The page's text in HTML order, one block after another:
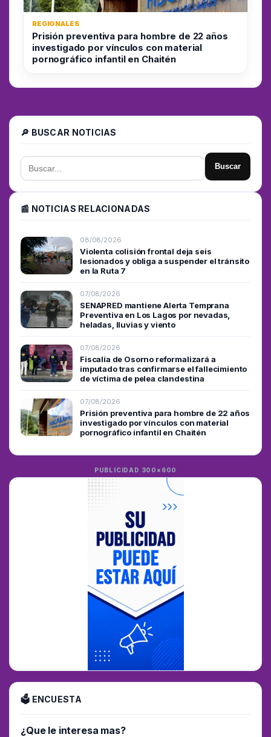
REGIONALES
Prisión preventiva para hombre de 22 años
investigado por vínculos con material
pornográfico infantil en Chaitén
🔎 BUSCAR NOTICIAS
Buscar
📰 NOTICIAS RELACIONADAS
08/08/2026
Violenta colisión frontal deja seis
lesionados y obliga a suspender el tránsito
en la Ruta 7
07/08/2026
SENAPRED mantiene Alerta Temprana
Preventiva en Los Lagos por nevadas,
heladas, lluvias y viento
07/08/2026
Fiscalía de Osorno reformalizará a
imputado tras confirmarse el fallecimiento
de víctima de pelea clandestina
07/08/2026
Prisión preventiva para hombre de 22 años
investigado por vínculos con material
pornográfico infantil en Chaitén
PUBLICIDAD 300×600
🗳 ENCUESTA
¿Que le interesa mas?